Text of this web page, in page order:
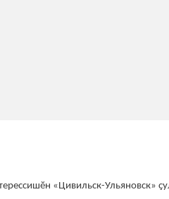
«Цивильск-Ульяновск»